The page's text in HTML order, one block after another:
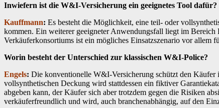
Inwiefern ist die W&I-Versicherung ein geeignetes Tool dafür?
Kauffmann: Es besteht die Möglichkeit, eine teil- oder
kommen. Ein weiterer geeigneter Anwendungsfall liegt im Bereich
Verkäuferkonsortiums ist ein mögliches Einsatzszenario vor ­allem
Worin besteht der Unterschied zur ­klassischen W&I-Police?
Engels: Die konventionelle W&I-Versicherung schützt den Käufer
vollsynthetischen Deckung wird statt­dessen ein fiktiver
abgeben kann, der Käufer sich aber trotzdem gegen die Risiken
verkäuferfreundlich und wird, auch branchenabhängig, auf den